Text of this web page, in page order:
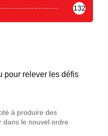
132
pour relever les défis
à produire des
dans le nouvel ordre